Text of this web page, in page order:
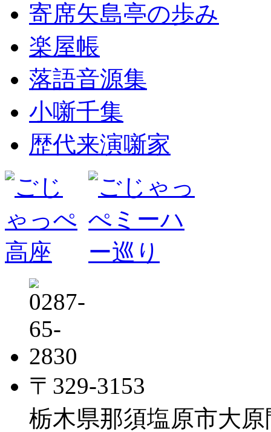
寄席矢島亭の歩み
楽屋帳
落語音源集
小噺千集
歴代来演噺家
〒329-3153
栃木県那須塩原市大原